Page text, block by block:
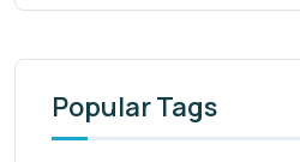
Popular Tags